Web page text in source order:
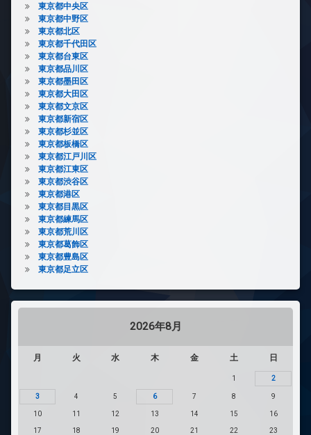
東京都中央区
東京都中野区
東京都北区
東京都千代田区
東京都台東区
東京都品川区
東京都墨田区
東京都大田区
東京都文京区
東京都新宿区
東京都杉並区
東京都板橋区
東京都江戸川区
東京都江東区
東京都渋谷区
東京都港区
東京都目黒区
東京都練馬区
東京都荒川区
東京都葛飾区
東京都豊島区
東京都足立区
2026年8月
月 火 水 木 金 土 日
1 2
3 4 5 6 7 8 9
10 11 12 13 14 15 16
17 18 19 20 21 22 23